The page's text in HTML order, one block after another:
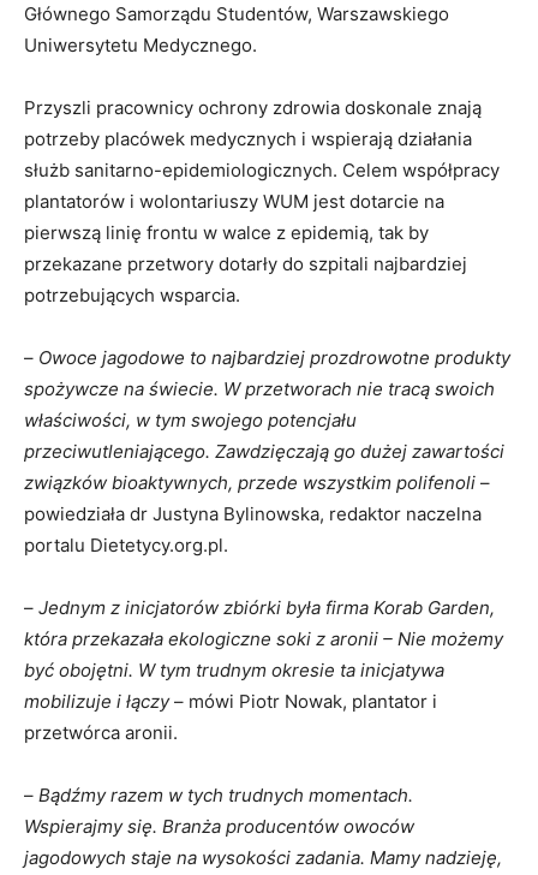
Głównego Samorządu Studentów, Warszawskiego
Uniwersytetu Medycznego.
Przyszli pracownicy ochrony zdrowia doskonale znają
potrzeby placówek medycznych i wspierają działania
służb sanitarno-epidemiologicznych. Celem współpracy
plantatorów i wolontariuszy WUM jest dotarcie na
pierwszą linię frontu w walce z epidemią, tak by
przekazane przetwory dotarły do szpitali najbardziej
potrzebujących wsparcia.
– Owoce jagodowe to najbardziej prozdrowotne produkty
spożywcze na świecie. W przetworach nie tracą swoich
właściwości, w tym swojego potencjału
przeciwutleniającego. Zawdzięczają go dużej zawartości
związków bioaktywnych, przede wszystkim polifenoli –
powiedziała dr Justyna Bylinowska, redaktor naczelna
portalu Dietetycy.org.pl.
– Jednym z inicjatorów zbiórki była firma Korab Garden,
która przekazała ekologiczne soki z aronii – Nie możemy
być obojętni. W tym trudnym okresie ta inicjatywa
mobilizuje i łączy– mówi Piotr Nowak, plantator i
przetwórca aronii.
– Bądźmy razem w tych trudnych momentach.
Wspierajmy się. Branża producentów owoców
jagodowych staje na wysokości zadania. Mamy nadzieję,